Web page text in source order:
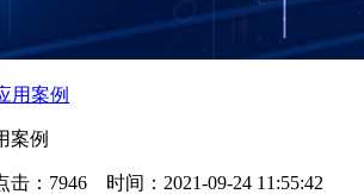
用案例
案例
：7946 时间：2021-09-24 11:55:42